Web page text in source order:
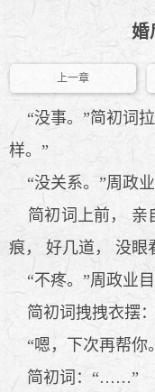
婚
上一章
“没事。”简初词
样。”
“没关系。”周政业
简初词上前， 亲
痕， 好几道， 没眼
“不疼。”周政业
简初词拽拽衣摆
“嗯，下次再帮你
简初词：“……”